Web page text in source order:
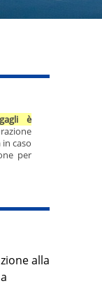
alla
è
caso
per